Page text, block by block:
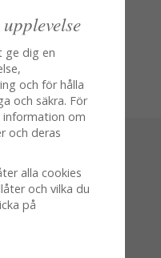
ge dig en
och för hålla
och säkra. För
information om
och deras
alla cookies
och vilka du
på